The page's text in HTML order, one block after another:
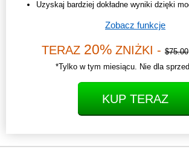
Uzyskaj bardziej dokładne wyniki dzięki
Zobacz funkcje
TERAZ 20% ZNIŻKI - $75.00
*Tylko w tym miesiącu. Nie dla
KUP TERAZ